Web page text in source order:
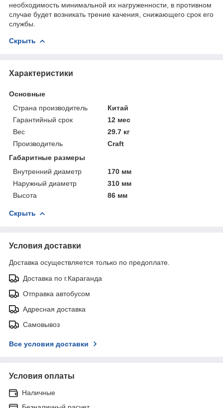
необходимость минимальной их нагруженности, в противном
случае будет возникать трение качения, снижающего срок его
службы.
Скрыть
Характеристики
Основные
Страна производитель
Китай
Гарантийный срок
12 мес
Вес
29.7 кг
Производитель
Craft
Габаритные размеры
Внутренний диаметр
170 мм
Наружный диаметр
310 мм
Высота
86 мм
Скрыть
Условия доставки
Доставка осуществляется только по предоплате.
Доставка по г.Караганда
Отправка автобусом
Адресная доставка
Самовывоз
Все условия доставки
Условия оплаты
Наличные